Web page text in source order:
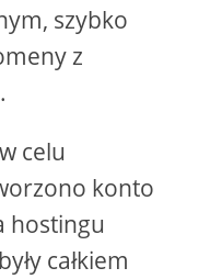
szybko
z
celu
konto
hostingu
całkiem